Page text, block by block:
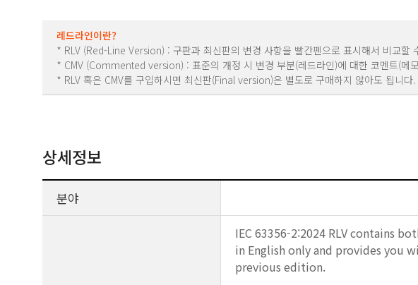
레드라인이란?
* RLV (Red-Line Version) : 구판과 최신판의 변경 사항을 빨간펜으로 표시해서 비교할
* CMV (Commented version) : 표준의 개정 시 변경 부분(레드라인)에 대한 코멘트(메
* RLV 혹은 CMV를 구입하시면 최신판(Final version)은 별도로 구매하지 않아도 됩니다.
상세정보
분야
IEC 63356-2:2024 RLV contains
in English only and provides you
previous edition.